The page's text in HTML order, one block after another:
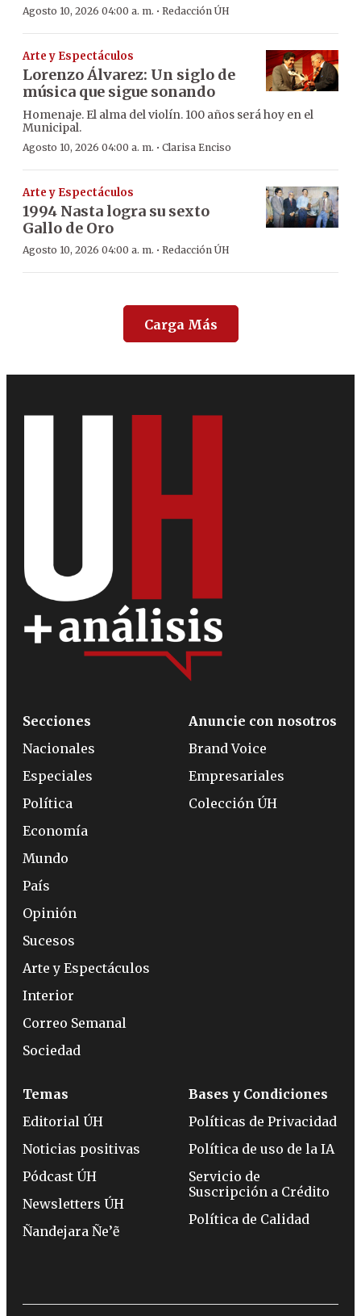
Agosto 10, 2026 04:00 a. m. · Redacción ÚH
Arte y Espectáculos
Lorenzo Álvarez: Un siglo de
música que sigue sonando
Homenaje. El alma del violín. 100 años será hoy en el
Municipal.
Agosto 10, 2026 04:00 a. m. · Clarisa Enciso
Arte y Espectáculos
1994 Nasta logra su sexto
Gallo de Oro
Agosto 10, 2026 04:00 a. m. · Redacción ÚH
Carga Más
Secciones
Nacionales
Especiales
Política
Economía
Mundo
País
Opinión
Sucesos
Arte y Espectáculos
Interior
Correo Semanal
Sociedad
Anuncie con nosotros
Brand Voice
Empresariales
Colección ÚH
Temas
Editorial ÚH
Noticias positivas
Pódcast ÚH
Newsletters ÚH
Ñandejara Ñe’ẽ
Bases y Condiciones
Políticas de Privacidad
Política de uso de la IA
Servicio de
Suscripción a Crédito
Política de Calidad